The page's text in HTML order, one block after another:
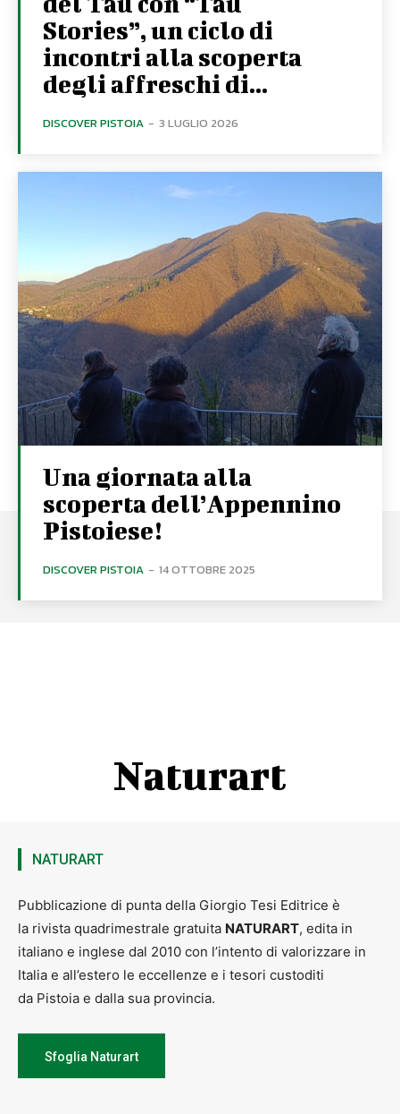
Stories”, un ciclo di
incontri alla scoperta
degli affreschi di...
DISCOVER PISTOIA - 3 LUGLIO 2026
Una giornata alla
scoperta dell’Appennino
Pistoiese!
DISCOVER PISTOIA - 14 OTTOBRE 2025
Naturart
NATURART
Pubblicazione di punta della Giorgio Tesi Editrice è
la rivista quadrimestrale gratuita NATURART, edita in
italiano e inglese dal 2010 con l’intento di valorizzare in
Italia e all’estero le eccellenze e i tesori custoditi
da Pistoia e dalla sua provincia.
Sfoglia Naturart